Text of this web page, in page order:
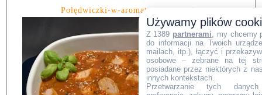
Polędwiczki-w-aromatycznym-sosie.
Używamy plików
Z 1389 partnerami , my chcemy
do informacji na Twoich
mailach, itp.), łączyć i
osobowe – zebrane na tej
posiadane przez niektórych z
innych kontekstach.
Przetwarzanie tych danych